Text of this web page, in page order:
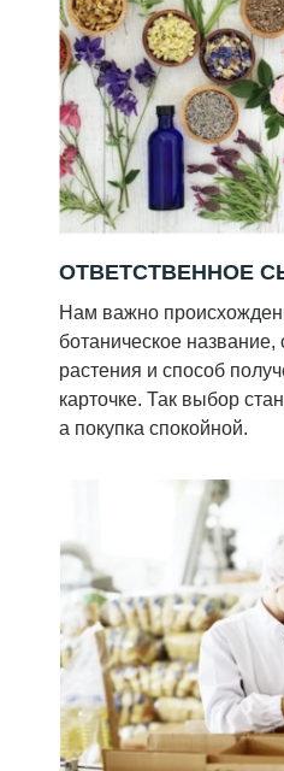
ОТВЕТСТВЕННОЕ
Нам важно
ботаническое название,
растения и способ
карточке. Так выбор
а покупка спокойной.